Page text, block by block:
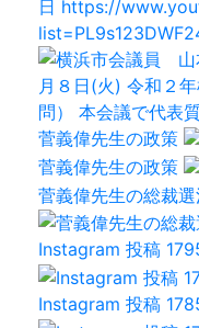
菅義偉先生の政策
菅義偉先生の政策
菅義偉先生の総裁
Instagram 投稿
Instagram 投稿